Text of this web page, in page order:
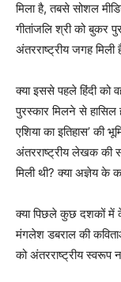
मिला है, तबसे सोशल
गीतांजलि श्री को बुकर
अंतरराष्ट्रीय जगह मिली
क्या इससे पहले हिंदी को
पुरस्कार मिलने से हासिल
एशिया का इतिहास’ की
अंतरराष्ट्रीय लेखक की
मिली थी? क्या अज्ञेय के
क्या पिछले कुछ दशकों में
मंगलेश डबराल की
को अंतरराष्ट्रीय स्वरूप